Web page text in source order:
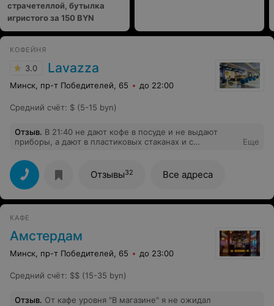
страчетеллой, бутылка
игристого за 150 BYN
КОФЕЙНЯ
3.0 Lavazza
Минск, пр-т Победителей, 65 до 22:00
Средний счёт: $ (5-15 byn)
Отзыв. В 21:40 не дают кофе в посуде и не выдают
приборы, а дают в пластиковых стаканах и с
Испортили все настроение ! Бизнес по-белорусски! А
так очень люблю здесь кофе
Еще
Отзывы32 Все адреса
КАФЕ
Амстердам
Минск, пр-т Победителей, 65 до 23:00
Средний счёт: $$ (15-35 byn)
Отзыв. От кафе уровня "В магазине" я не ожидал